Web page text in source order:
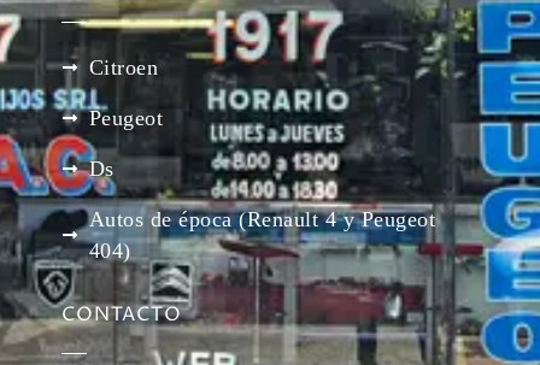
Citroen
Peugeot
Ds
Autos de época (Renault 4 y Peugeot
404)
CONTACTO